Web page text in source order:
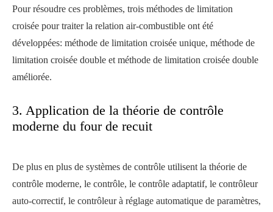
Pour résoudre ces problèmes, trois méthodes de limitation
croisée pour traiter la relation air-combustible ont été
développées: méthode de limitation croisée unique, méthode de
limitation croisée double et méthode de limitation croisée double
améliorée.
3. Application de la théorie de contrôle
moderne du four de recuit
De plus en plus de systèmes de contrôle utilisent la théorie de
contrôle moderne, le contrôle, le contrôle adaptatif, le contrôleur
auto-correctif, le contrôleur à réglage automatique de paramètres,